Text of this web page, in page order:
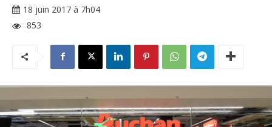
18 juin 2017 à 7h04
853